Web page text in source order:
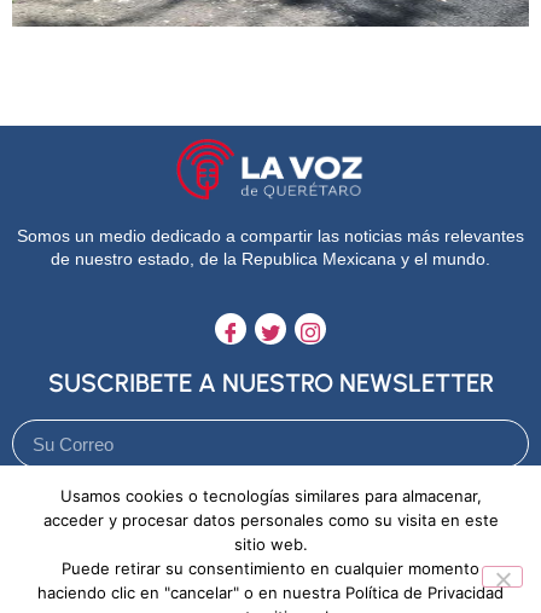
Somos un medio dedicado a compartir las noticias más relevantes
de nuestro estado, de la Republica Mexicana y el mundo.
SUSCRIBETE A NUESTRO NEWSLETTER
Enviar
Aviso de Privacidad Política de Cookies
Usamos cookies o tecnologías similares para almacenar,
acceder y procesar datos personales como su visita en este
sitio web.
Puede retirar su consentimiento en cualquier momento
haciendo clic en "cancelar" o en nuestra Política de Privacidad